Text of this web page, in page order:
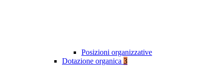
Posizioni organizzative
Dotazione organica 3